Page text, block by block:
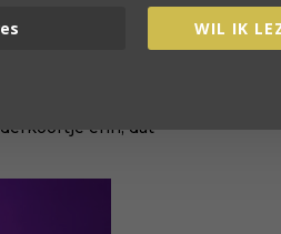
offers die dat vraagt
plannen
ben ik thuis. En
de volgende
al een keer samen
erin, dat
WIL IK